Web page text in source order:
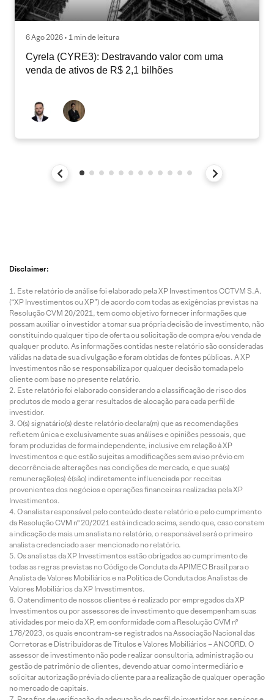
6 Ago 2026 • 1 min de leitura
Cyrela (CYRE3): Destravando valor com uma
venda de ativos de R$ 2,1 bilhões
Disclaimer:
Este relatório de análise foi elaborado pela XP Investimentos CCTVM S.A.
(“XP Investimentos ou XP”) de acordo com todas as exigências previstas na
Resolução CVM 20/2021, tem como objetivo fornecer informações que
possam auxiliar o investidor a tomar sua própria decisão de investimento, não
constituindo qualquer tipo de oferta ou solicitação de compra e/ou venda de
qualquer produto. As informações contidas neste relatório são consideradas
válidas na data de sua divulgação e foram obtidas de fontes públicas. A XP
Investimentos não se responsabiliza por qualquer decisão tomada pelo
cliente com base no presente relatório.
Este relatório foi elaborado considerando a classificação de risco dos
produtos de modo a gerar resultados de alocação para cada perfil de
investidor.
O(s) signatário(s) deste relatório declara(m) que as recomendações
refletem única e exclusivamente suas análises e opiniões pessoais, que
foram produzidas de forma independente, inclusive em relação à XP
Investimentos e que estão sujeitas a modificações sem aviso prévio em
decorrência de alterações nas condições de mercado, e que sua(s)
remuneração(es) é(são) indiretamente influenciada por receitas
provenientes dos negócios e operações financeiras realizadas pela XP
Investimentos.
O analista responsável pelo conteúdo deste relatório e pelo cumprimento
da Resolução CVM nº 20/2021 está indicado acima, sendo que, caso constem
a indicação de mais um analista no relatório, o responsável será o primeiro
analista credenciado a ser mencionado no relatório.
Os analistas da XP Investimentos estão obrigados ao cumprimento de
todas as regras previstas no Código de Conduta da APIMEC Brasil para o
Analista de Valores Mobiliários e na Política de Conduta dos Analistas de
Valores Mobiliários da XP Investimentos.
O atendimento de nossos clientes é realizado por empregados da XP
Investimentos ou por assessores de investimento que desempenham suas
atividades por meio da XP, em conformidade com a Resolução CVM nº
178/2023, os quais encontram-se registrados na Associação Nacional das
Corretoras e Distribuidoras de Títulos e Valores Mobiliários – ANCORD. O
assessor de investimento não pode realizar consultoria, administração ou
gestão de patrimônio de clientes, devendo atuar como intermediário e
solicitar autorização prévia do cliente para a realização de qualquer operação
no mercado de capitais.